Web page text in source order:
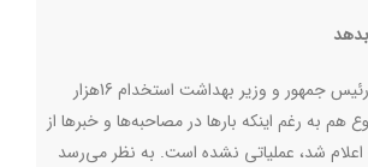
وی افزود: قول دیگر رئیس جمهور و وزیر بهداشت استخدام 16هزار
هم به رغم اینکه بارها در مصاحبه‌ها و خبرها از
شد، عملیاتی نشده است. به نظر می‌رسد